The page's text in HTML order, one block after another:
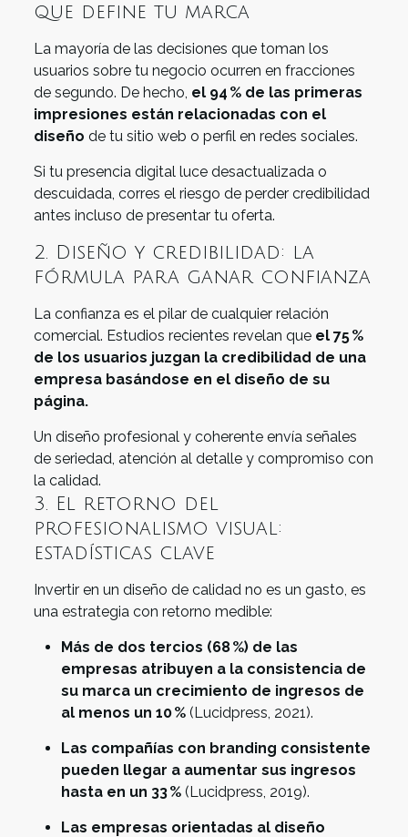
que define tu marca
La mayoría de las decisiones que toman los
usuarios sobre tu negocio ocurren en fracciones
de segundo. De hecho, el 94 % de las primeras
impresiones están relacionadas con el
diseño de tu sitio web o perfil en redes sociales.
Si tu presencia digital luce desactualizada o
descuidada, corres el riesgo de perder credibilidad
antes incluso de presentar tu oferta.
2. Diseño y credibilidad: la
fórmula para ganar confianza
La confianza es el pilar de cualquier relación
comercial. Estudios recientes revelan que el 75 %
de los usuarios juzgan la credibilidad de una
empresa basándose en el diseño de su
página.
Un diseño profesional y coherente envía señales
de seriedad, atención al detalle y compromiso con
la calidad.
3. El retorno del
profesionalismo visual:
estadísticas clave
Invertir en un diseño de calidad no es un gasto, es
una estrategia con retorno medible:
Más de dos tercios (68 %) de las
empresas atribuyen a la consistencia de
su marca un crecimiento de ingresos de
al menos un 10 %(Lucidpress, 2021).
Las compañías con branding consistente
pueden llegar a aumentar sus ingresos
hasta en un 33 %(Lucidpress, 2019).
Las empresas orientadas al diseño